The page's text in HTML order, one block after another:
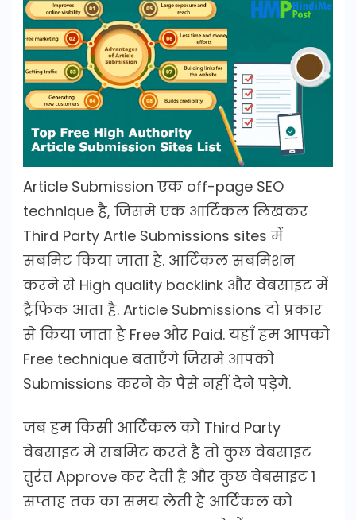
Article Submission एक off-page SEO
technique है, जिसमे एक आर्टिकल लिखकर
Third Party Artle Submissions sites में
सबमिट किया जाता है. आर्टिकल सबमिशन
करने से High quality backlink और वेबसाइट में
ट्रैफिक आता है. Article Submissions दो प्रकार
से किया जाता है Free और Paid. यहाँ हम आपको
Free technique बताएँगे जिसमे आपको
Submissions करने के पैसे नहीं देने पड़ेगे.
जब हम किसी आर्टिकल को Third Party
वेबसाइट में सबमिट करते है तो कुछ वेबसाइट
तुरंत Approve कर देती है और कुछ वेबसाइट 1
सप्ताह तक का समय लेती है आर्टिकल को